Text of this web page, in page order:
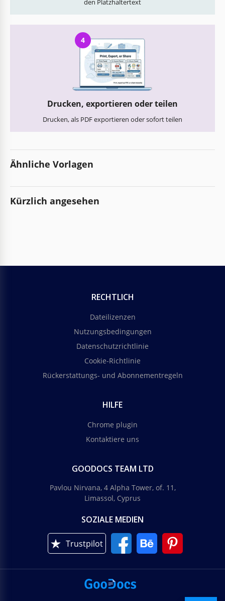
den Platzhaltertext
4
Drucken, exportieren oder teilen
Drucken, als PDF exportieren oder sofort teilen
Ähnliche Vorlagen
Kürzlich angesehen
RECHTLICH
Dateilizenzen
Nutzungsbedingungen
Datenschutzrichtlinie
Cookie-Richtlinie
Rückerstattungs- und Abonnementregeln
HILFE
Chrome plugin
Kontaktiere uns
GOODOCS TEAM LTD
Pavlou Nirvana, 4 Alpha Tower, of. 11,
Limassol, Cyprus
SOZIALE MEDIEN
Trustpilot